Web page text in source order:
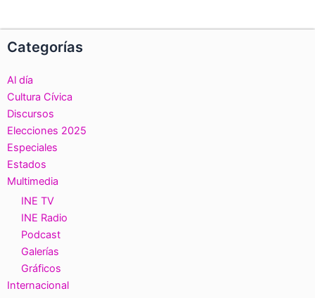
Categorías
Al día
Cultura Cívica
Discursos
Elecciones 2025
Especiales
Estados
Multimedia
INE TV
INE Radio
Podcast
Galerías
Gráficos
Internacional